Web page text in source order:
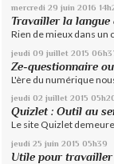
mercredi 29 juin 2016
Travailler la langue
Rien de mieux dans un
jeudi 09 juillet 2015
Ze-questionnaire
L'ère du numérique
jeudi 02 juillet 2015
Quizlet : Outil au
Le site Quizlet
jeudi 25 juin 2015 05h39
Utile pour travailler